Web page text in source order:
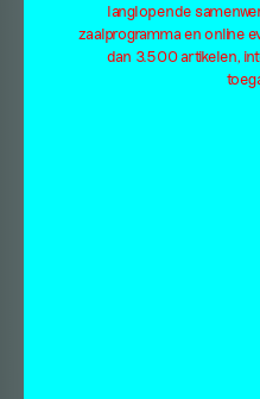
langlopende
zaalprogramma en online
dan 3.500 artikelen,